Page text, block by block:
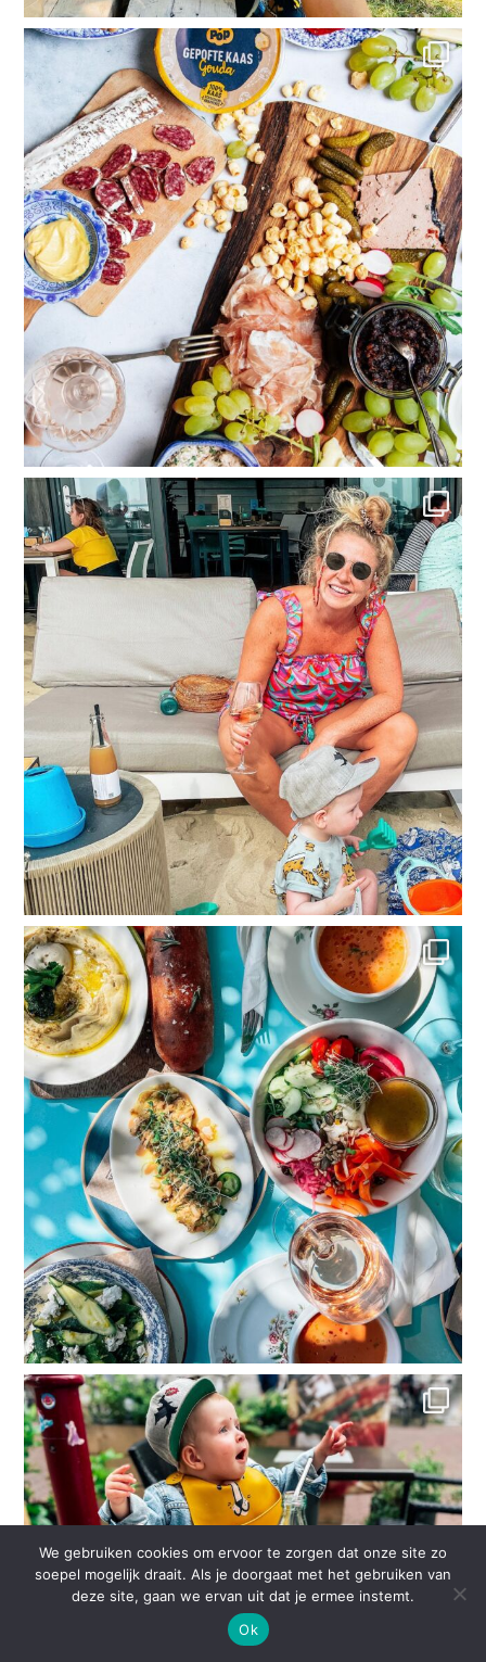
We gebruiken cookies om ervoor te zorgen dat onze site zo
soepel mogelijk draait. Als je doorgaat met het gebruiken van
deze site, gaan we ervan uit dat je ermee instemt.
Ok